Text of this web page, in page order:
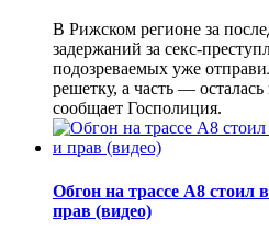
В Рижском регионе за
задержаний за секс-
подозреваемых уже
решетку, а часть —
сообщает Госполиция.
Обгон на трассе А8 стоил
прав (видео)